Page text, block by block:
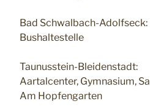
Bad Schwalbach-Adolfseck:
Bushaltestelle
Taunusstein-Bleidenstadt:
Aartalcenter, Gymnasium,
Am Hopfengarten